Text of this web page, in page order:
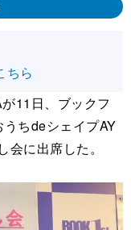
ちら
11日、ブックフ
ちdeシェイプAY
に出席した。